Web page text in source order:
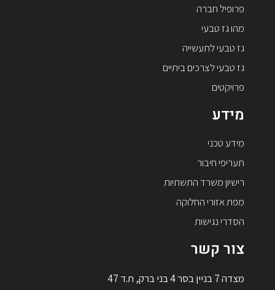
פרופיל חברה
מהו גז טבעי
גז טבעי לתעשייה
גז טבעי לצרכים ביתיים
פרויקטים
מידע
מידע טכני
תעריפי חיבור
רישיון משרד התשתיות
מפת אזורי החלוקה
הסדרי נגישות
צור קשר
מצדה 7 בניין בסר 4 בני ברק, ת.ד 47